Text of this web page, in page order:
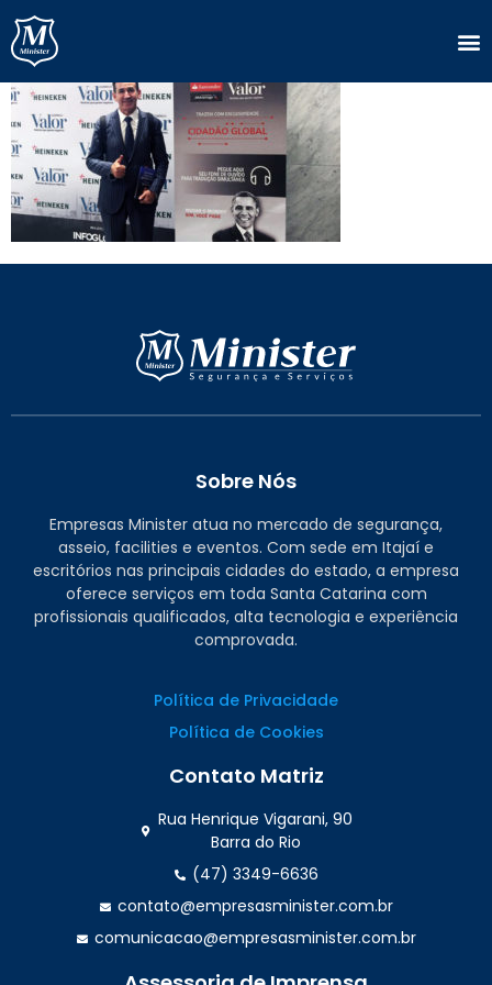
01
Sobre Nós
Empresas Minister atua no mercado de segurança,
asseio, facilities e eventos. Com sede em Itajaí e
escritórios nas principais cidades do estado, a empresa
oferece serviços em toda Santa Catarina com
profissionais qualificados, alta tecnologia e experiência
comprovada.
Política de Privacidade
Política de Cookies
Contato Matriz
Rua Henrique Vigarani, 90
Barra do Rio
(47) 3349-6636
contato@empresasminister.com.br
comunicacao@empresasminister.com.br